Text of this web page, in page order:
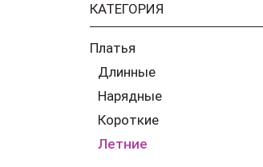
КАТЕГОРИЯ
Платья
Длинные
Нарядные
Короткие
Летние